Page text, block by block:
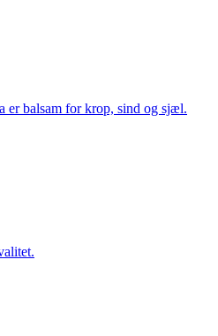
er balsam for krop, sind og sjæl.